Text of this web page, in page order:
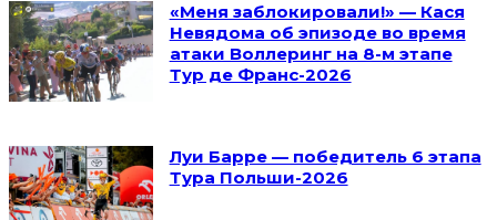
«Меня заблокировали!» — Кася
Невядома об эпизоде во время
атаки Воллеринг на 8-м этапе
Тур де Франс-2026
Луи Барре — победитель 6 этапа
Тура Польши-2026